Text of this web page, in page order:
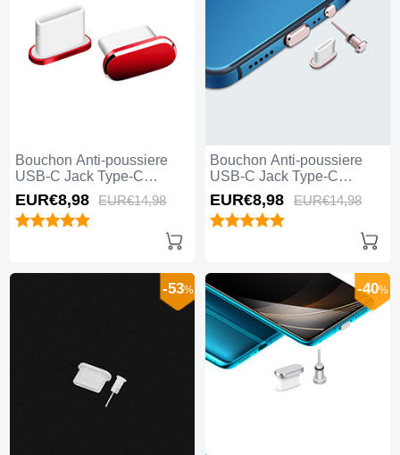
Bouchon Anti-poussiere
USB-C Jack Type-C
Universel H06 pour Apple
iPhone 15 Pro Rouge
EUR€8,98 EUR€14,98
Bouchon Anti-poussiere
USB-C Jack Type-C
Universel H05 pour Apple
iPhone 15 Pro Or Rose
EUR€8,98 EUR€14,98
-53% -40%